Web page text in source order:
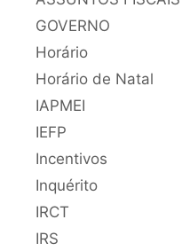
GOVERNO
Horário
Horário de Natal
IAPMEI
IEFP
Incentivos
Inquérito
IRCT
IRS